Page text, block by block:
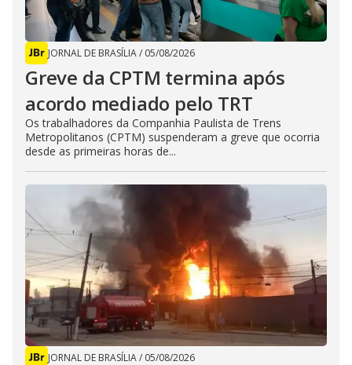
JORNAL DE BRASÍLIA/ 05/08/2026
Greve da CPTM termina após
acordo mediado pelo TRT
Os trabalhadores da Companhia Paulista de Trens
Metropolitanos (CPTM) suspenderam a greve que ocorria
desde as primeiras horas de...
JORNAL DE BRASÍLIA/ 05/08/2026